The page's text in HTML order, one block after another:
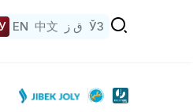
EN 中文 ق ز ЎЗ